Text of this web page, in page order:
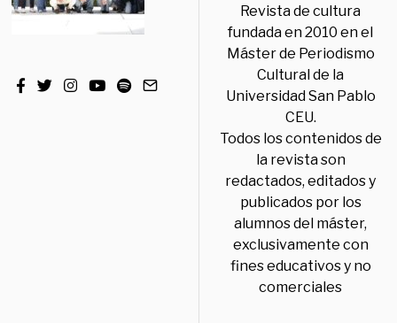
Revista de cultura
fundada en 2010 en el
Máster de Periodismo
Cultural de la
Universidad San Pablo
CEU.
Todos los contenidos de
la revista son
redactados, editados y
publicados por los
alumnos del máster,
exclusivamente con
fines educativos y no
comerciales